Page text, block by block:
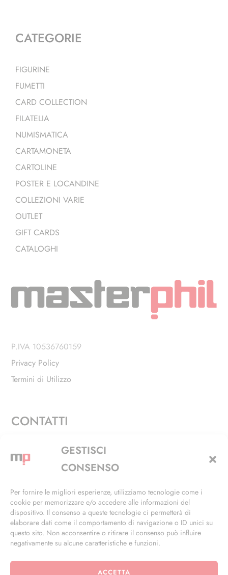
GESTISCI
CONSENSO
Per fornire le migliori esperienze, utilizziamo tecnologie come i
cookie per memorizzare e/o accedere alle informazioni del
dispositivo. Il consenso a queste tecnologie ci permetterà di
elaborare dati come il comportamento di navigazione o ID unici su
questo sito. Non acconsentire o ritirare il consenso può influire
negativamente su alcune caratteristiche e funzioni.
ACCETTA
CATEGORIE
FIGURINE
FUMETTI
CARD COLLECTION
FILATELIA
NUMISMATICA
CARTAMONETA
CARTOLINE
POSTER E LOCANDINE
COLLEZIONI VARIE
OUTLET
GIFT CARDS
CATALOGHI
P.IVA 10536760159
Privacy Policy
Termini di Utilizzo
CONTATTI
Via Alfieri, 27 - Trezzano Sul Naviglio (MI)
+39 02 4846 3155
info@masterphil.it